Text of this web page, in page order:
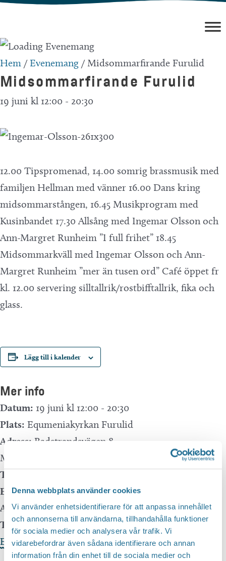
Denna webbplats använder cookies
Vi använder enhetsidentifierare för att anpassa innehållet
och annonserna till användarna, tillhandahålla funktioner
för sociala medier och analysera vår trafik. Vi
vidarebefordrar även sådana identifierare och annan
information från din enhet till de sociala medier och
Hoppa
innehåll
Hem /Evenemang / Midsommarfirande Furulid
Midsommarfirande Furulid
19 juni kl 12:00 - 20:30
12.00 Tipspromenad, 14.00 somrig brassmusik med
familjen Hellman med vänner 16.00 Dans kring
midsommarstången, 16.45 Musikprogram med
Kusinbandet 17.30 Allsång med Ingemar Olsson och
Ann-Margret Runheim ”I full frihet” 18.45
Midsommarkväll med Ingemar Olsson och Ann-
Margret Runheim ”mer än tusen ord” Café öppet fr
kl. 12.00 servering silltallrik/rostbifftallrik, fika och
glass.
Lägg till i kalender
Mer info
Datum: 19 juni kl 12:00 - 20:30
Plats: Equmeniakyrkan Furulid
Adress: Badstrandsvägen 8
Motala
Telefon:
E-mail:ingmarie@equmeniakyrkanmotala.se
Arrangör:Equmeniakyrkan Furulid
Telefonnummer arrangör:0701524466
Evenemangets webbplats »